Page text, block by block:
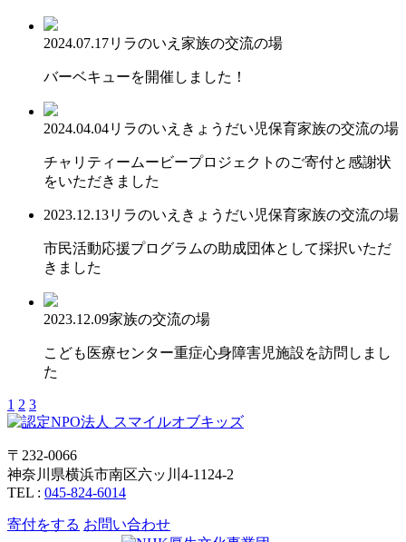
2024.07.17リラのいえ 家族の交流の場
バーベキューを開催しました！
2024.04.04リラのいえ きょうだい児保育家族の交流の場
チャリティームービープロジェクトのご寄付と感謝状
をいただきました
2023.12.13リラのいえ きょうだい児保育家族の交流の場
市民活動応援プログラムの助成団体として採択いただ
きました
2023.12.09家族の交流の場
こども医療センター重症心身障害児施設を訪問しまし
た
1 2 3
〒232-0066
神奈川県横浜市南区六ッ川4-1124-2
TEL : 045-824-6014
寄付をする お問い合わせ